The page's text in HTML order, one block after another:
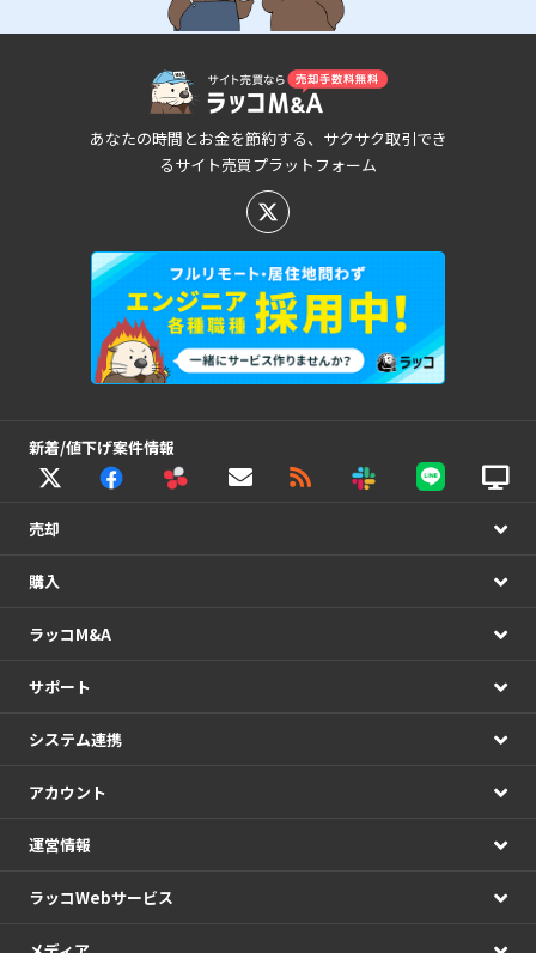
あなたの時間とお金を節約する、サクサク取引でき
るサイト売買プラットフォーム
新着/値下げ案件情報
売却
購入
ラッコM&A
サポート
システム連携
アカウント
運営情報
ラッコWebサービス